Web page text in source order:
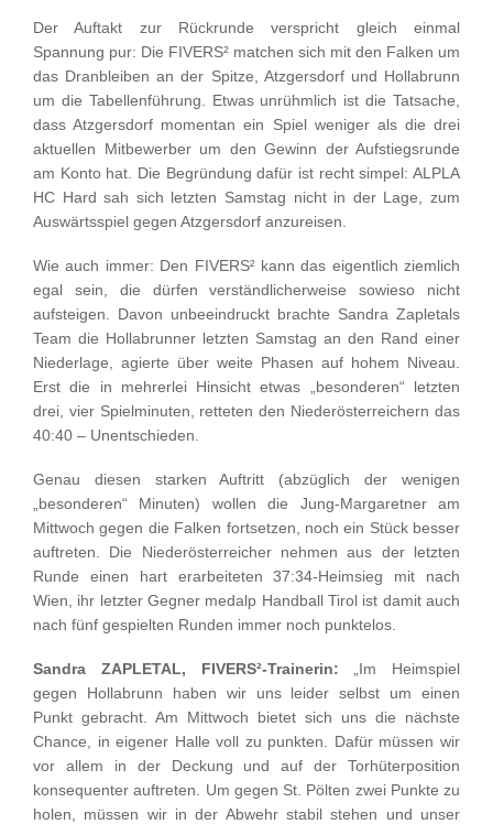
Der Auftakt zur Rückrunde verspricht gleich einmal
Spannung pur: Die FIVERS² matchen sich mit den Falken um
das Dranbleiben an der Spitze, Atzgersdorf und Hollabrunn
um die Tabellenführung. Etwas unrühmlich ist die Tatsache,
dass Atzgersdorf momentan ein Spiel weniger als die drei
aktuellen Mitbewerber um den Gewinn der Aufstiegsrunde
am Konto hat. Die Begründung dafür ist recht simpel: ALPLA
HC Hard sah sich letzten Samstag nicht in der Lage, zum
Auswärtsspiel gegen Atzgersdorf anzureisen.
Wie auch immer: Den FIVERS² kann das eigentlich ziemlich
egal sein, die dürfen verständlicherweise sowieso nicht
aufsteigen. Davon unbeeindruckt brachte Sandra Zapletals
Team die Hollabrunner letzten Samstag an den Rand einer
Niederlage, agierte über weite Phasen auf hohem Niveau.
Erst die in mehrerlei Hinsicht etwas „besonderen“ letzten
drei, vier Spielminuten, retteten den Niederösterreichern das
40:40 – Unentschieden.
Genau diesen starken Auftritt (abzüglich der wenigen
„besonderen“ Minuten) wollen die Jung-Margaretner am
Mittwoch gegen die Falken fortsetzen, noch ein Stück besser
auftreten. Die Niederösterreicher nehmen aus der letzten
Runde einen hart erarbeiteten 37:34-Heimsieg mit nach
Wien, ihr letzter Gegner medalp Handball Tirol ist damit auch
nach fünf gespielten Runden immer noch punktelos.
Sandra ZAPLETAL, FIVERS²-Trainerin:
„Im Heimspiel
gegen Hollabrunn haben wir uns leider selbst um einen
Punkt gebracht. Am Mittwoch bietet sich uns die nächste
Chance, in eigener Halle voll zu punkten. Dafür müssen wir
vor allem in der Deckung und auf der Torhüterposition
konsequenter auftreten. Um gegen St. Pölten zwei Punkte zu
holen, müssen wir in der Abwehr stabil stehen und unser